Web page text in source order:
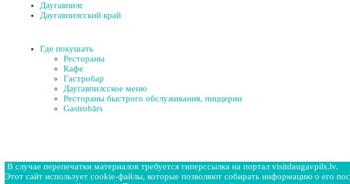
Даугавпилс
Даугавпилсcкий край
Где покушать
Рестораны
Кафе
Гастробар
Даугавпилсское меню
Рестораны быстрого обслуживания, пиццерии
Gastrobārs
В случае перепечатки материалов требуется гиперссылка на портал visitdaugavpils.lv.
Этот сайт использует cookie-файлы, которые позволяют собирать информацию о его